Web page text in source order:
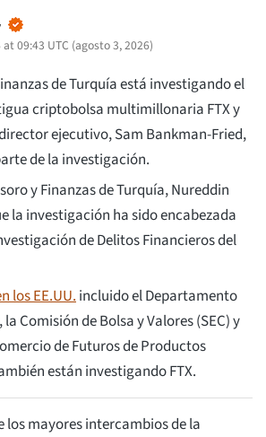
09:43 UTC (agosto 3, 2026)
de Turquía está investigando el
criptobolsa multimillonaria FTX y
ejecutivo, Sam Bankman-Fried,
de la investigación.
y Finanzas de Turquía, Nureddin
la investigación ha sido encabezada
de Delitos Financieros del
los EE.UU.incluido el Departamento
Comisión de Bolsa y Valores (SEC) y
de Futuros de Productos
están investigando FTX.
los mayores intercambios de la